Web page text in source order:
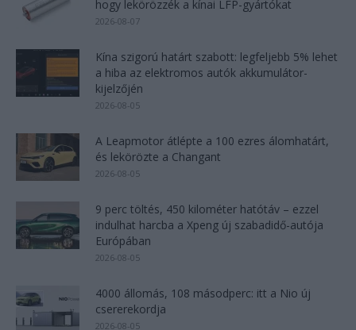
hogy lekörözzék a kínai LFP-gyártókat
2026-08-07
Kína szigorú határt szabott: legfeljebb 5% lehet
a hiba az elektromos autók akkumulátor-
kijelzőjén
2026-08-05
A Leapmotor átlépte a 100 ezres álomhatárt,
és lekörözte a Changant
2026-08-05
9 perc töltés, 450 kilométer hatótáv – ezzel
indulhat harcba a Xpeng új szabadidő-autója
Európában
2026-08-05
4000 állomás, 108 másodperc: itt a Nio új
csererekordja
2026-08-05